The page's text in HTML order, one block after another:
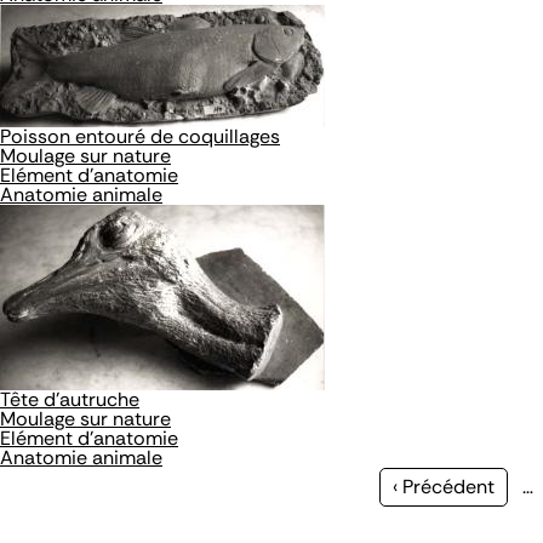
Poisson entouré de coquillages
Moulage sur nature
Elément d'anatomie
Anatomie animale
Tête d'autruche
Moulage sur nature
Elément d'anatomie
Anatomie animale
Page
‹ Précédent …